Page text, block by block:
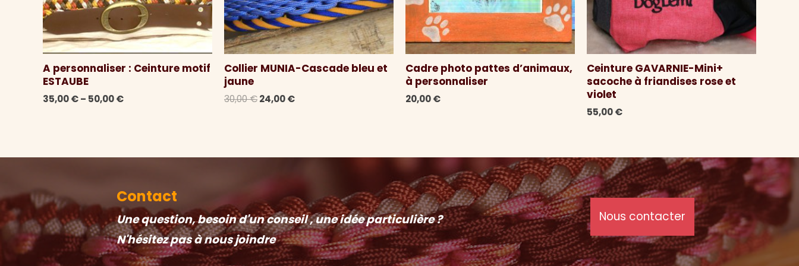
A personnaliser : Ceinture motif
ESTAUBE
35,00€– 50,00€
Collier MUNIA-Cascade bleu et
jaune
30,00€Le
24,00€Le
Cadre photo pattes d’animaux,
à personnaliser
20,00€
Ceinture GAVARNIE-Mini+
sacoche à friandises rose et
violet
55,00€
Contact
Une question, besoin d'un conseil , une idée particulière ?
N'hésitez pas à nous joindre
Nous contacter